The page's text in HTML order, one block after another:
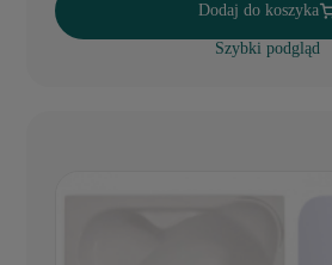
Dodaj do koszyka
Szybki podgląd